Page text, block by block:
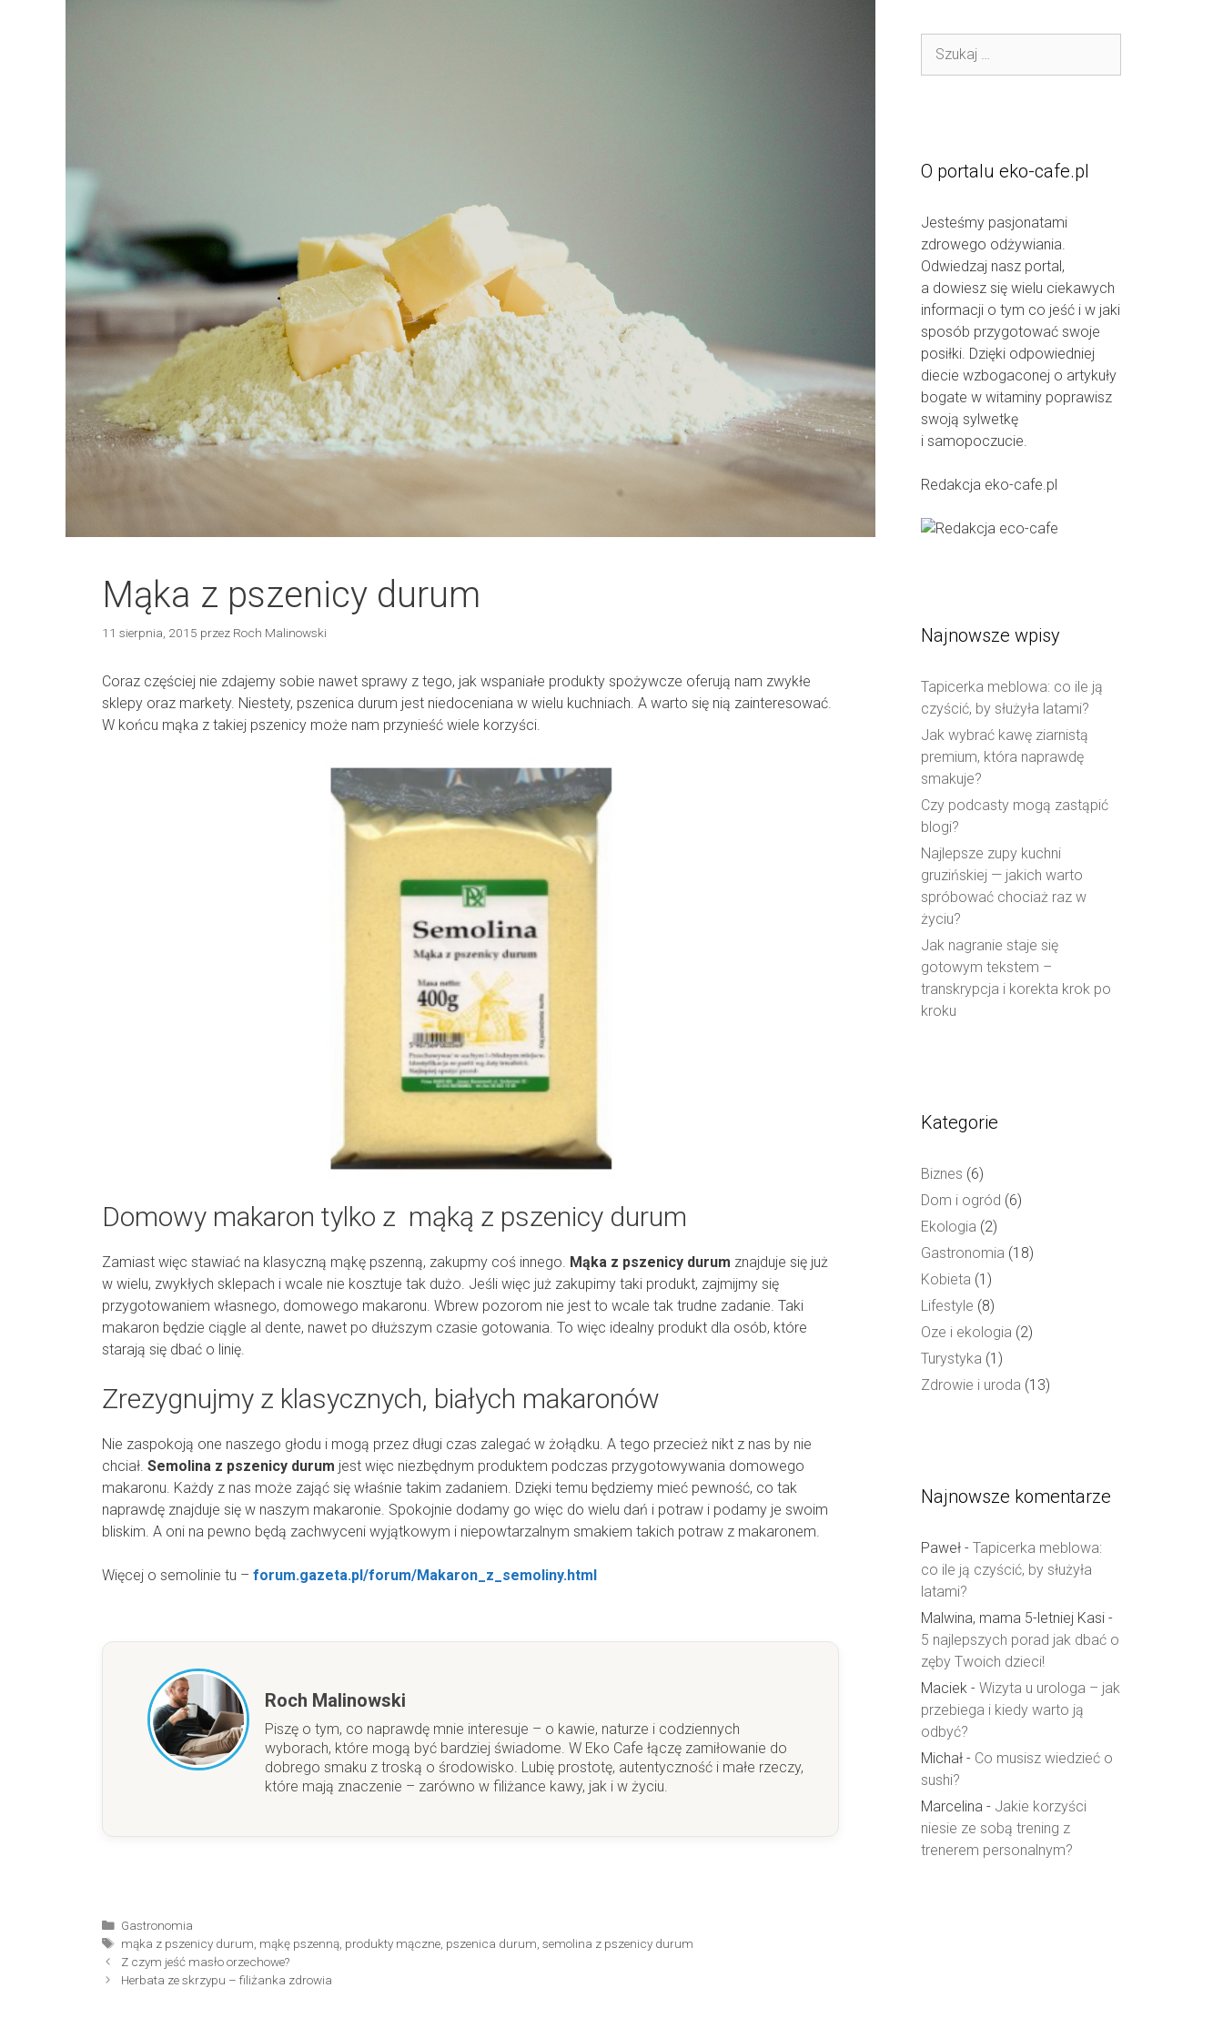
Mąka z pszenicy durum
11 sierpnia, 2015 przez Roch Malinowski
Coraz częściej nie zdajemy sobie nawet sprawy z tego, jak wspaniałe produkty spożywcze oferują nam zwykłe
sklepy oraz markety. Niestety, pszenica durum jest niedoceniana w wielu kuchniach. A warto się nią zainteresować.
W końcu mąka z takiej pszenicy może nam przynieść wiele korzyści.
Domowy makaron tylko z mąką z pszenicy durum
Zamiast więc stawiać na klasyczną mąkę pszenną, zakupmy coś innego. Mąka z pszenicy durum znajduje się już
w wielu, zwykłych sklepach i wcale nie kosztuje tak dużo. Jeśli więc już zakupimy taki produkt, zajmijmy się
przygotowaniem własnego, domowego makaronu. Wbrew pozorom nie jest to wcale tak trudne zadanie. Taki
makaron będzie ciągle al dente, nawet po dłuższym czasie gotowania. To więc idealny produkt dla osób, które
starają się dbać o linię.
Zrezygnujmy z klasycznych, białych makaronów
Nie zaspokoją one naszego głodu i mogą przez długi czas zalegać w żołądku. A tego przecież nikt z nas by nie
chciał. Semolina z pszenicy durum jest więc niezbędnym produktem podczas przygotowywania domowego
makaronu. Każdy z nas może zająć się właśnie takim zadaniem. Dzięki temu będziemy mieć pewność, co tak
naprawdę znajduje się w naszym makaronie. Spokojnie dodamy go więc do wielu dań i potraw i podamy je swoim
bliskim. A oni na pewno będą zachwyceni wyjątkowym i niepowtarzalnym smakiem takich potraw z makaronem.
Więcej o semolinie tu – forum.gazeta.pl/forum/Makaron_z_semoliny.html
Roch Malinowski
Piszę o tym, co naprawdę mnie interesuje – o kawie, naturze i codziennych
wyborach, które mogą być bardziej świadome. W Eko Cafe łączę zamiłowanie do
dobrego smaku z troską o środowisko. Lubię prostotę, autentyczność i małe rzeczy,
które mają znaczenie – zarówno w filiżance kawy, jak i w życiu.
Kategorie
Gastronomia
Tagi
mąka z pszenicy durum mąkę pszenną produkty mączne pszenica durum ,semolina z pszenicy durum
Z czym jeść masło orzechowe?
Herbata ze skrzypu – filiżanka zdrowia
O portalu eko-cafe.pl
Jesteśmy pasjonatami
zdrowego odżywiania.
Odwiedzaj nasz portal,
a dowiesz się wielu ciekawych
informacji o tym co jeść i w jaki
sposób przygotować swoje
posiłki. Dzięki odpowiedniej
diecie wzbogaconej o artykuły
bogate w witaminy poprawisz
swoją sylwetkę
i samopoczucie.
Redakcja eko-cafe.pl
Najnowsze wpisy
Tapicerka meblowa: co ile ją
czyścić, by służyła latami?
Jak wybrać kawę ziarnistą
premium, która naprawdę
smakuje?
Czy podcasty mogą zastąpić
blogi?
Najlepsze zupy kuchni
gruzińskiej — jakich warto
spróbować chociaż raz w
życiu?
Jak nagranie staje się
gotowym tekstem –
transkrypcja i korekta krok po
kroku
Kategorie
Biznes (6)
Dom i ogród (6)
Ekologia (2)
Gastronomia (18)
Kobieta (1)
Lifestyle (8)
Oze i ekologia (2)
Turystyka (1)
Zdrowie i uroda (13)
Najnowsze komentarze
Paweł - Tapicerka meblowa:
co ile ją czyścić, by służyła
latami?
Malwina, mama 5-letniej Kasi -
5 najlepszych porad jak dbać o
zęby Twoich dzieci!
Maciek - Wizyta u urologa – jak
przebiega i kiedy warto ją
odbyć?
Michał - Co musisz wiedzieć o
sushi?
Marcelina - Jakie korzyści
niesie ze sobą trening z
trenerem personalnym?